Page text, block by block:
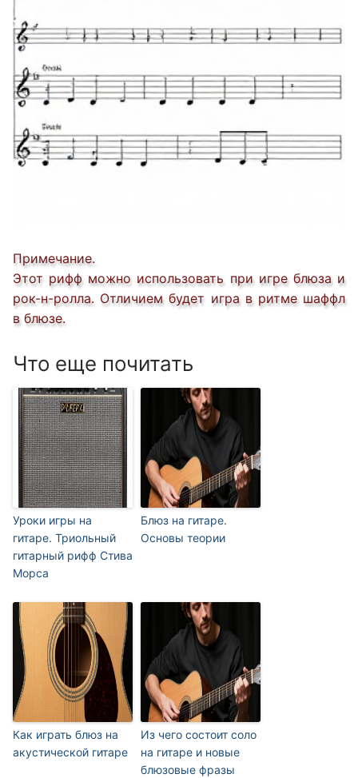
Примечание.
Этот рифф можно использовать при игре блюза и
рок-н-ролла. Отличием будет игра в ритме шаффл
в блюзе.
Что еще почитать
Уроки игры на
гитаре. Триольный
гитарный рифф Стива
Морса
Блюз на гитаре.
Основы теории
Как играть блюз на
акустической гитаре
Из чего состоит соло
на гитаре и новые
блюзовые фразы